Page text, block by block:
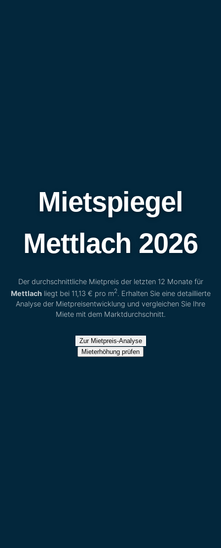
Mietspiegel
Mettlach 2026
Der durchschnittliche Mietpreis der letzten 12 Monate für
Mettlach liegt bei 11,13 € pro m2. Erhalten Sie eine detaillierte
Analyse der Mietpreisentwicklung und vergleichen Sie Ihre
Miete mit dem Marktdurchschnitt.
Zur Mietpreis-Analyse
Mieterhöhung prüfen